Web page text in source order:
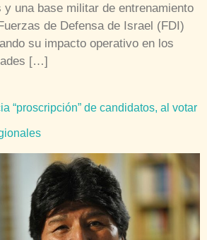
una base militar de entrenamiento
de Defensa de Israel (FDI)
su impacto operativo en los
[…]
“proscripción” de candidatos, al votar